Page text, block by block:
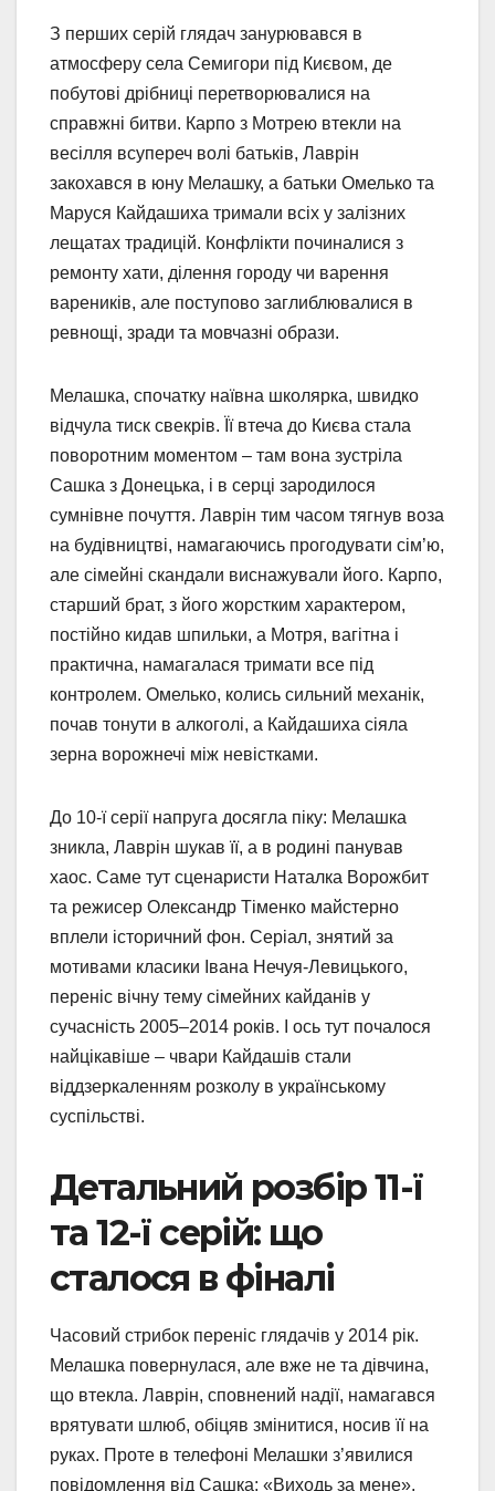
З перших серій глядач занурювався в
атмосферу села Семигори під Києвом, де
побутові дрібниці перетворювалися на
справжні битви. Карпо з Мотрею втекли на
весілля всупереч волі батьків, Лаврін
закохався в юну Мелашку, а батьки Омелько та
Маруся Кайдашиха тримали всіх у залізних
лещатах традицій. Конфлікти починалися з
ремонту хати, ділення городу чи варення
вареників, але поступово заглиблювалися в
ревнощі, зради та мовчазні образи.
Мелашка, спочатку наївна школярка, швидко
відчула тиск свекрів. Її втеча до Києва стала
поворотним моментом – там вона зустріла
Сашка з Донецька, і в серці зародилося
сумнівне почуття. Лаврін тим часом тягнув воза
на будівництві, намагаючись прогодувати сім’ю,
але сімейні скандали виснажували його. Карпо,
старший брат, з його жорстким характером,
постійно кидав шпильки, а Мотря, вагітна і
практична, намагалася тримати все під
контролем. Омелько, колись сильний механік,
почав тонути в алкоголі, а Кайдашиха сіяла
зерна ворожнечі між невістками.
До 10-ї серії напруга досягла піку: Мелашка
зникла, Лаврін шукав її, а в родині панував
хаос. Саме тут сценаристи Наталка Ворожбит
та режисер Олександр Тіменко майстерно
вплели історичний фон. Серіал, знятий за
мотивами класики Івана Нечуя-Левицького,
переніс вічну тему сімейних кайданів у
сучасність 2005–2014 років. І ось тут почалося
найцікавіше – чвари Кайдашів стали
віддзеркаленням розколу в українському
суспільстві.
Детальний розбір 11-ї
та 12-ї серій: що
сталося в фіналі
Часовий стрибок переніс глядачів у 2014 рік.
Мелашка повернулася, але вже не та дівчина,
що втекла. Лаврін, сповнений надії, намагався
врятувати шлюб, обіцяв змінитися, носив її на
руках. Проте в телефоні Мелашки з’явилися
повідомлення від Сашка: «Виходь за мене».